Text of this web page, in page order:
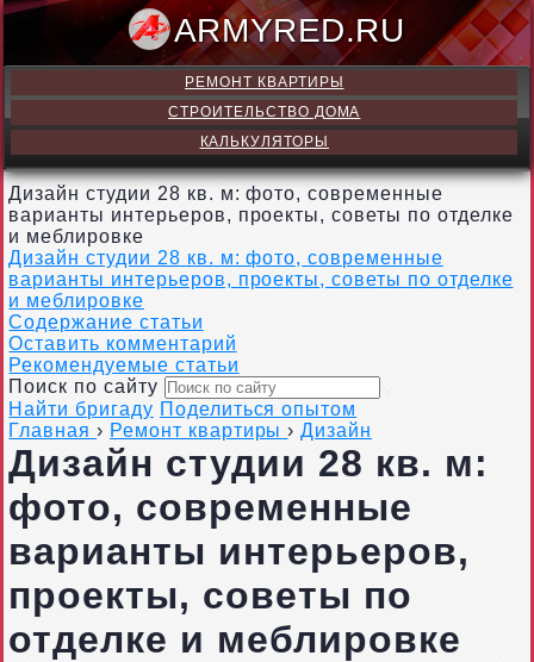
РЕМОНТ КВАРТИРЫ
СТРОИТЕЛЬСТВО ДОМА
КАЛЬКУЛЯТОРЫ
Дизайн студии 28 кв. м: фото, современные
варианты интерьеров, проекты, советы по отделке
и меблировке
Дизайн студии 28 кв. м: фото, современные
варианты интерьеров, проекты, советы по отделке
и меблировке
Содержание статьи
Оставить комментарий
Рекомендуемые статьи
Поиск по сайту
Найти бригаду Поделиться опытом
Главная › Ремонт квартиры ›Дизайн
Дизайн студии 28 кв. м:
фото, современные
варианты интерьеров,
проекты, советы по
отделке и меблировке